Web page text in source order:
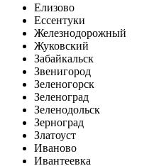
Елизово
Ессентуки
Железнодорожный
Жуковский
Забайкальск
Звенигород
Зеленогорск
Зеленоград
Зеленодольск
Зерноград
Златоуст
Иваново
Ивантеевка